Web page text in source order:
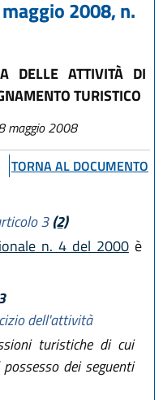
maggio 2008, n.
DELLE ATTIVITÀ DI
TURISTICO
maggio 2008
TORNA AL DOCUMENTO
3 (2)
n. 4 del 2000è
dell'attività
turistiche di cui
dei seguenti